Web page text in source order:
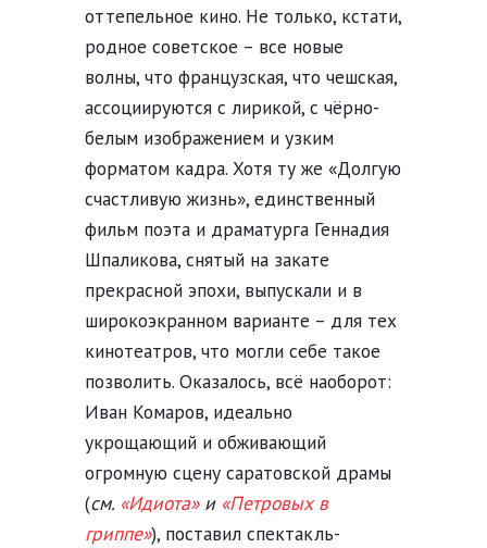
оттепельное кино. Не только, кстати,
родное советское – все новые
волны, что французская, что чешская,
ассоциируются с лирикой, с чёрно-
белым изображением и узким
форматом кадра. Хотя ту же «Долгую
счастливую жизнь», единственный
фильм поэта и драматурга Геннадия
Шпаликова, снятый на закате
прекрасной эпохи, выпускали и в
широкоэкранном варианте – для тех
кинотеатров, что могли себе такое
позволить. Оказалось, всё наоборот:
Иван Комаров, идеально
укрощающий и обживающий
огромную сцену саратовской драмы
(см. «Идиота»и «Петровых в
гриппе»), поставил спектакль-